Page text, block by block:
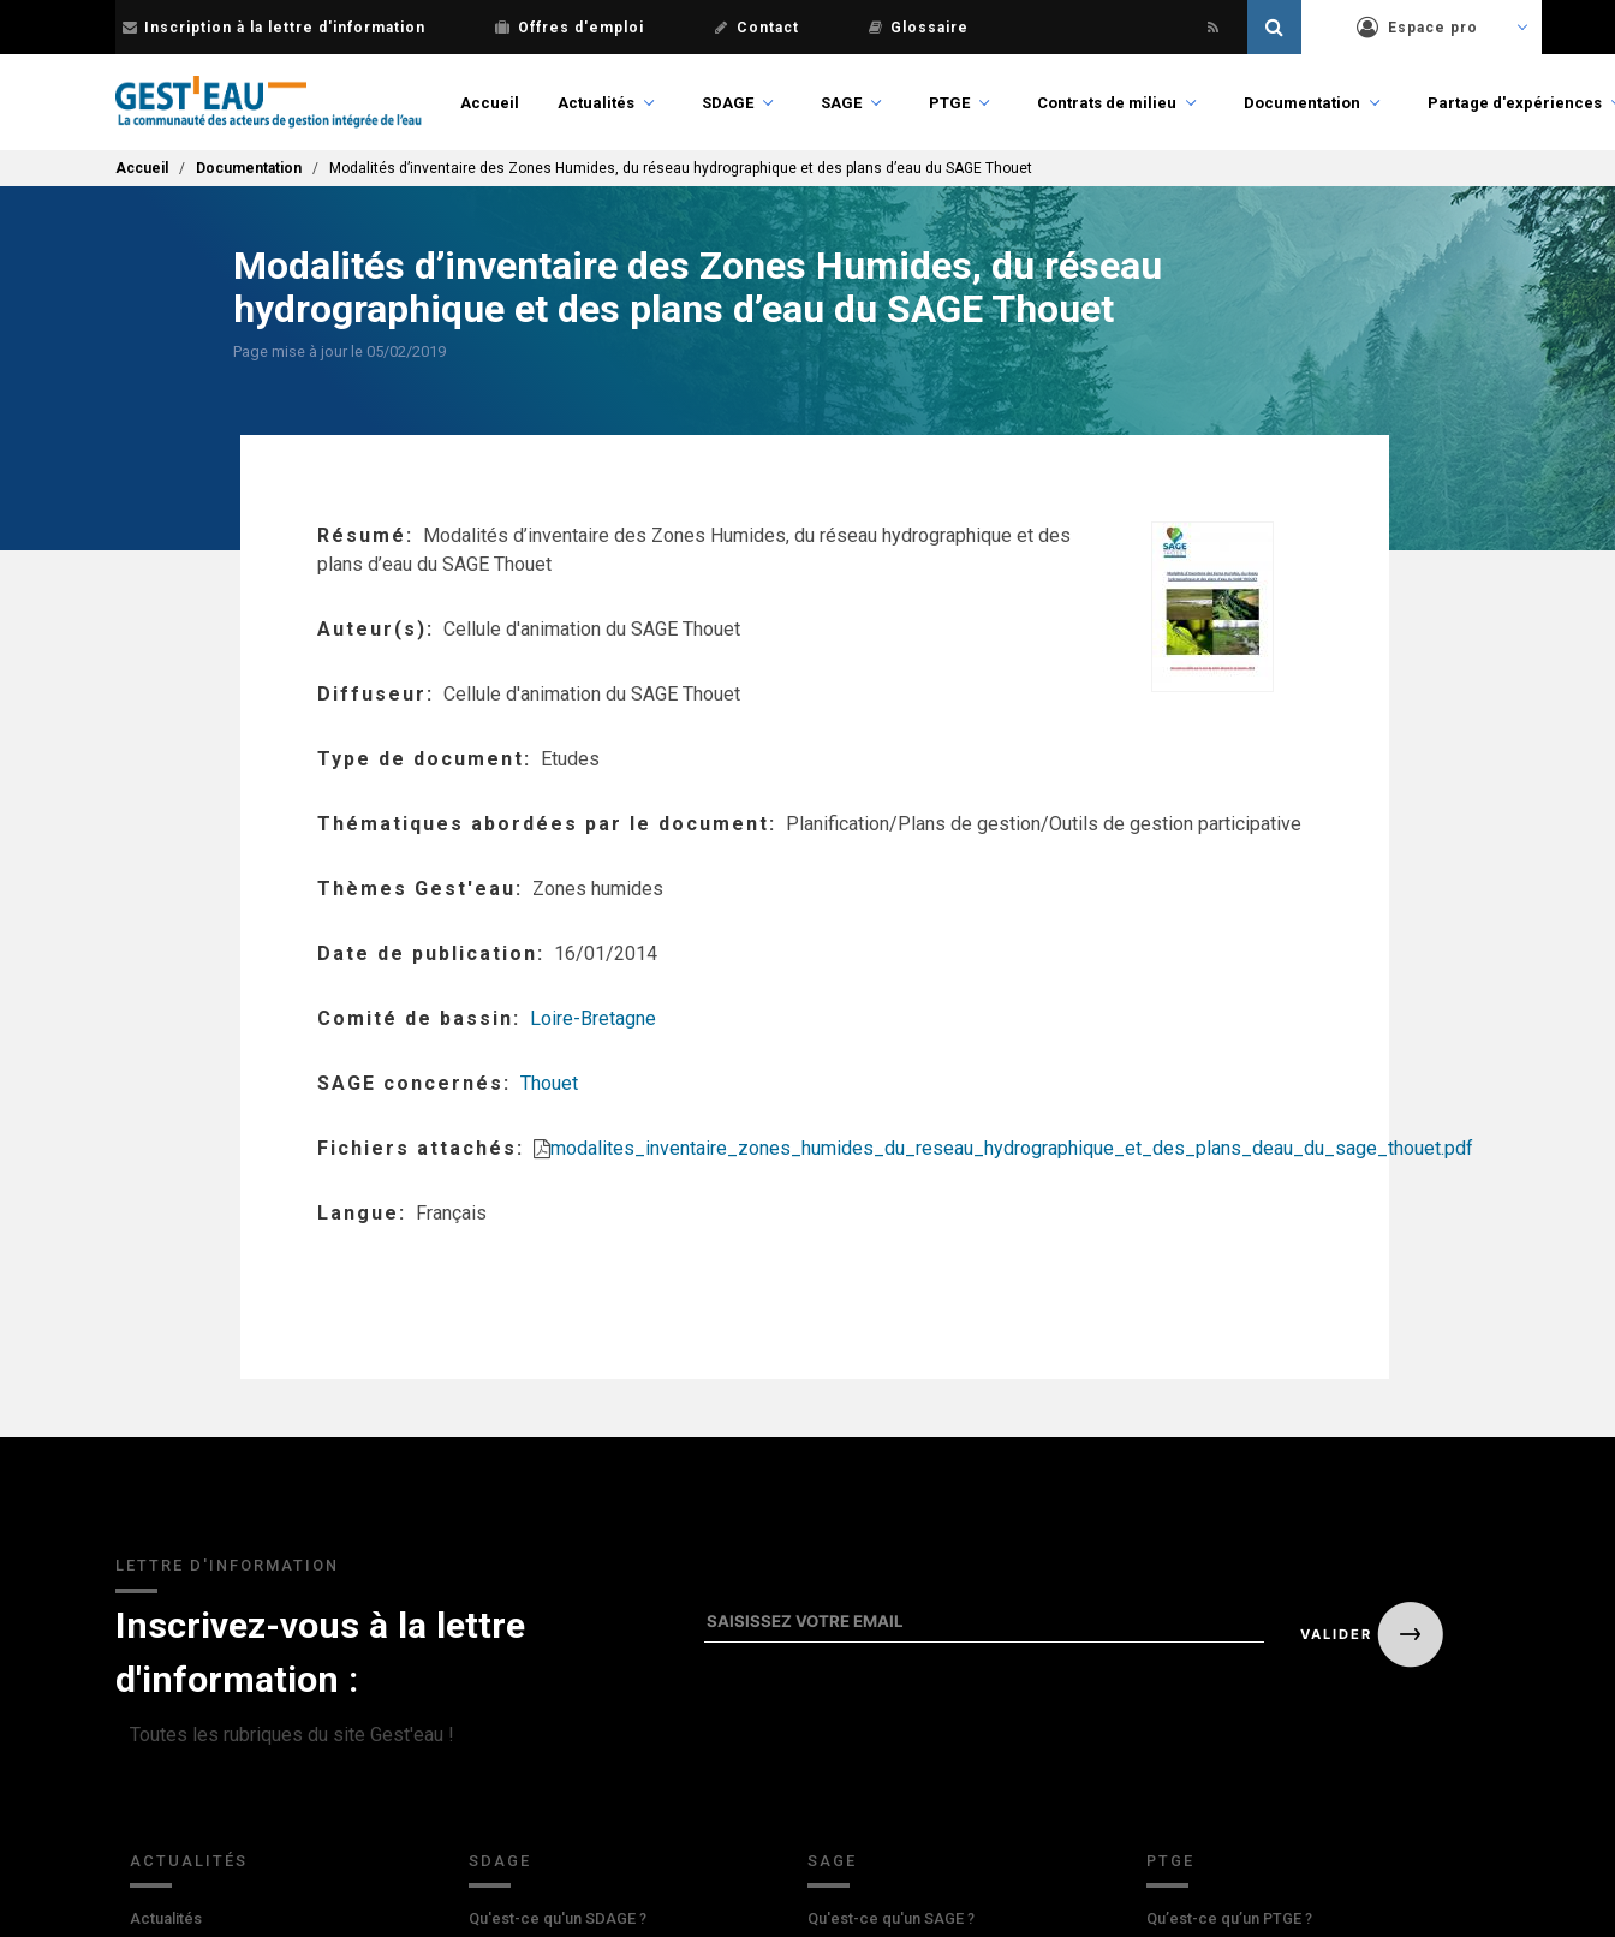
Inscription à la lettre d'information Offres d'emploi Contact Glossaire Espace pro
Accueil Actualités SDAGE SAGE PTGE Contrats de milieu Documentation Partage d'expériences
Fil d'Ariane
Accueil Documentation Modalités d’inventaire des Zones Humides, du réseau hydrographique et des plans d’eau du SAGE Thouet
Modalités d’inventaire des Zones Humides, du réseau
hydrographique et des plans d’eau du SAGE Thouet
Page mise à jour le 05/02/2019
Résumé
Modalités d’inventaire des Zones Humides, du réseau hydrographique et des
plans d’eau du SAGE Thouet
Auteur(s) Cellule d'animation du SAGE Thouet
Diffuseur Cellule d'animation du SAGE Thouet
Type de document Etudes
Thématiques abordées par le document Planification/Plans de gestion/Outils de gestion participative
Thèmes Gest'eau Zones humides
Date de publication 16/01/2014
Comité de bassin Loire-Bretagne
SAGE concernés Thouet
Fichiers attachés modalites_inventaire_zones_humides_du_reseau_hydrographique_et_des_plans_deau_du_sage_thouet.pdf
Langue Français
LETTRE D'INFORMATION
Inscrivez-vous à la lettre
d'information :
Toutes les rubriques du site Gest'eau !
ACTUALITÉS
Actualités
SDAGE
Qu'est-ce qu'un SDAGE ?
SAGE
Qu'est-ce qu'un SAGE ?
PTGE
Qu’est-ce qu’un PTGE ?